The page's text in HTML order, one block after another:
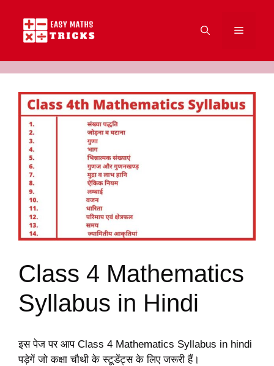
content
Menu
Class 4 Mathematics
Syllabus in Hindi
इस पेज पर आप Class 4 Mathematics Syllabus in hindi
पड़ेगें जो कक्षा चौथी के स्टूडेंट्स के लिए जरूरी हैं।